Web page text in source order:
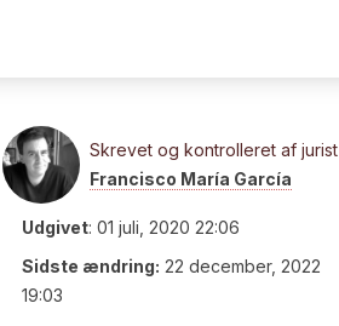
Skrevet og kontrolleret af jurist
Francisco María García
Udgivet: 01 juli, 2020 22:06
Sidste ændring: 22 december, 2022
19:03